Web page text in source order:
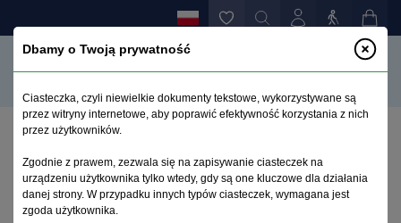
Styl radzenia sobie z zaburzeniami nerwicowymi –
uwarunkowania i podatność na zmiany pod wpływem
psychoterapii
Dbamy o Twoją prywatność
Ciasteczka, czyli niewielkie dokumenty tekstowe, wykorzystywane są
przez witryny internetowe, aby poprawić efektywność korzystania z nich
przez użytkowników.
Zgodnie z prawem, zezwala się na zapisywanie ciasteczek na
urządzeniu użytkownika tylko wtedy, gdy są one kluczowe dla działania
danej strony. W przypadku innych typów ciasteczek, wymagana jest
zgoda użytkownika.